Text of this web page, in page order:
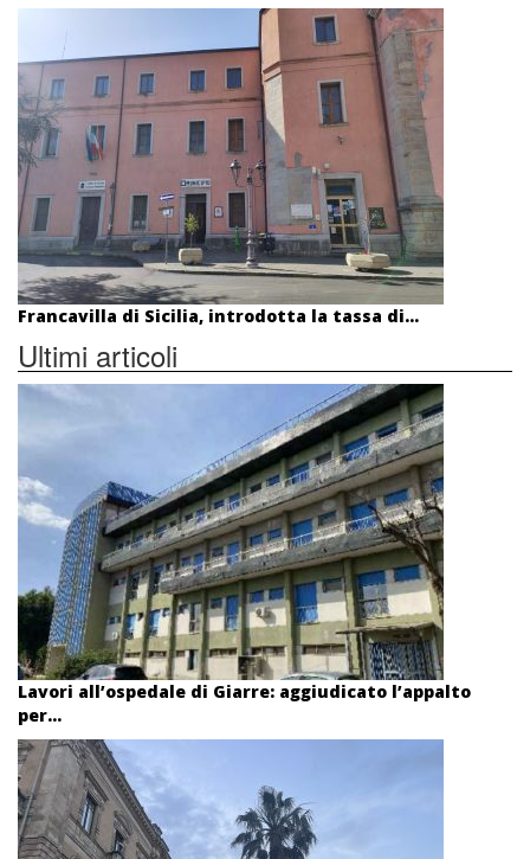
Francavilla di Sicilia, introdotta la tassa di...
Ultimi articoli
Lavori all’ospedale di Giarre: aggiudicato l’appalto
per...